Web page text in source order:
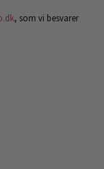
, som vi besvarer